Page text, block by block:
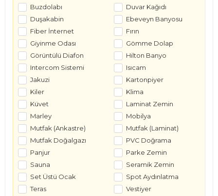
Buzdolabı
Duvar Kağıdı
Duşakabin
Ebeveyn Banyosu
Fiber İnternet
Fırın
Giyinme Odası
Gömme Dolap
Görüntülü Diafon
Hilton Banyo
Intercom Sistemi
Isıcam
Jakuzi
Kartonpiyer
Kiler
Klima
Küvet
Laminat Zemin
Marley
Mobilya
Mutfak (Ankastre)
Mutfak (Laminat)
Mutfak Doğalgazı
PVC Doğrama
Panjur
Parke Zemin
Sauna
Seramik Zemin
Set Üstü Ocak
Spot Aydınlatma
Teras
Vestiyer